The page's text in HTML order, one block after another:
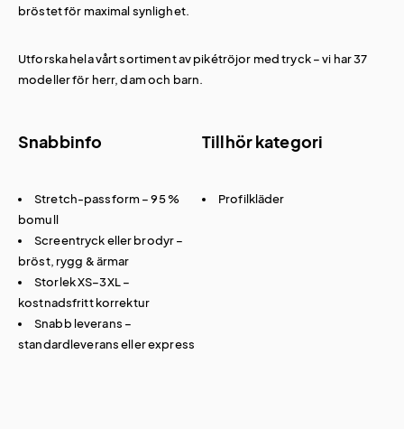
bröstet för maximal synlighet.
Utforska hela vårt sortiment avpikétröjor med tryck– vi har 37
modeller för herr, dam och barn.
Snabbinfo
Stretch-passform – 95 %
bomull
Screentryck eller brodyr –
bröst, rygg & ärmar
Storlek XS–3XL –
kostnadsfritt korrektur
Snabb leverans –
standardleverans eller express
Tillhör kategori
Profilkläder